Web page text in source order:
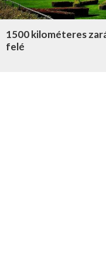
1500 kilométeres
felé